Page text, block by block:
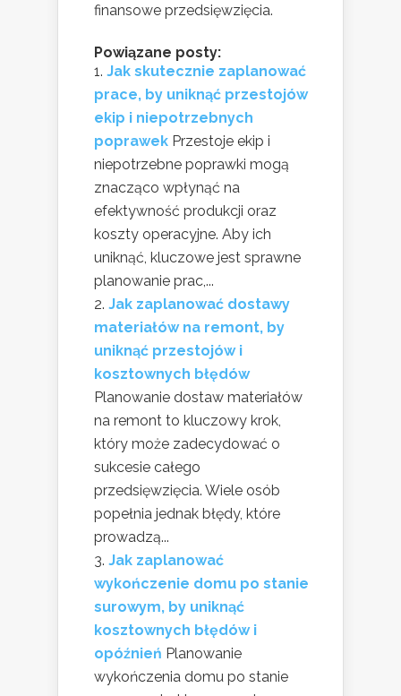
finansowe przedsięwzięcia.
Powiązane posty:
Jak skutecznie zaplanować
prace, by uniknąć przestojów
ekip i niepotrzebnych
poprawek Przestoje ekip i
niepotrzebne poprawki mogą
znacząco wpłynąć na
efektywność produkcji oraz
koszty operacyjne. Aby ich
uniknąć, kluczowe jest sprawne
planowanie prac,...
Jak zaplanować dostawy
materiałów na remont, by
uniknąć przestojów i
kosztownych błędów
Planowanie dostaw materiałów
na remont to kluczowy krok,
który może zadecydować o
sukcesie całego
przedsięwzięcia. Wiele osób
popełnia jednak błędy, które
prowadzą...
Jak zaplanować
wykończenie domu po stanie
surowym, by uniknąć
kosztownych błędów i
opóźnień Planowanie
wykończenia domu po stanie